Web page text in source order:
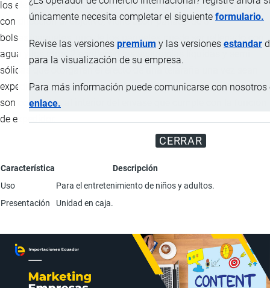
únicamente necesita completar el siguiente formulario.
Revise las versiones premium y las versiones estandar
para la visualización de su empresa.
Para más información puede comunicarse con nosotros
enlace.
CERRAR
los elementos líquidos o semi sólidos puedan ser expedidos
con dirección al objetivo, viene acompañado de 3
bolsas/paquetes, uno de los paquetes puede ser rellenado con
agua y los otros 2 contienen las sustancias líquidas y semi
sólidas que otorgarán el efecto de una telaraña una vez sean
expedidos por medio de la activación manual, estos paquetes
son colocados al interior del envase que cumple con la función
de expedidor.
Característica
Descripción
Uso
Para el entretenimiento de niños y adultos.
Presentación
Unidad en caja.